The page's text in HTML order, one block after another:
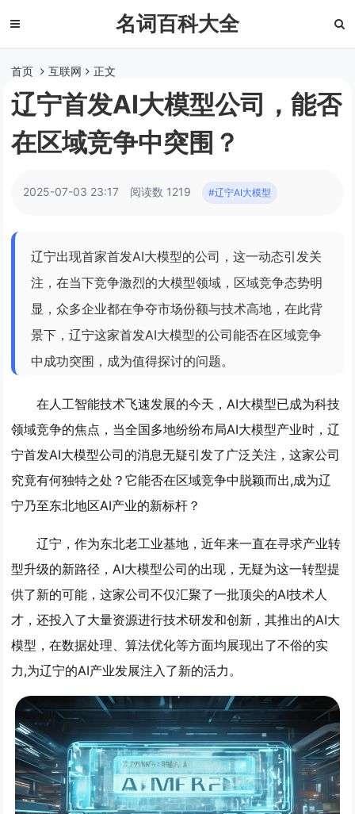
名词百科大全
首页 互联网 正文
辽宁首发AI大模型公司，能否
在区域竞争中突围？
2025-07-03 23:17 阅读数 1219 #辽宁AI大模型
辽宁出现首家首发AI大模型的公司，这一动态引发关
注，在当下竞争激烈的大模型领域，区域竞争态势明
显，众多企业都在争夺市场份额与技术高地，在此背
景下，辽宁这家首发AI大模型的公司能否在区域竞争
中成功突围，成为值得探讨的问题。
在人工智能技术飞速发展的今天，AI大模型已成为科技
领域竞争的焦点，当全国多地纷纷布局AI大模型产业时，辽
宁首发AI大模型公司的消息无疑引发了广泛关注，这家公司
究竟有何独特之处？它能否在区域竞争中脱颖而出,成为辽
宁乃至东北地区AI产业的新标杆？
辽宁，作为东北老工业基地，近年来一直在寻求产业转
型升级的新路径，AI大模型公司的出现，无疑为这一转型提
供了新的可能，这家公司不仅汇聚了一批顶尖的AI技术人
才，还投入了大量资源进行技术研发和创新，其推出的AI大
模型，在数据处理、算法优化等方面均展现出了不俗的实
力,为辽宁的AI产业发展注入了新的活力。